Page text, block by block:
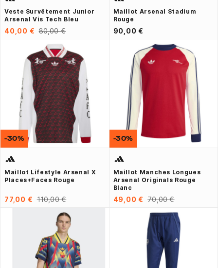
Veste Survêtement Junior
Arsenal Vis Tech Bleu
40,00 € 80,00 €
Maillot Arsenal Stadium
Rouge
90,00 €
Maillot Lifestyle Arsenal X
Places+Faces Rouge
77,00 € 110,00 €
-30%
Maillot Manches Longues
Arsenal Originals Rouge
Blanc
49,00 € 70,00 €
-30%